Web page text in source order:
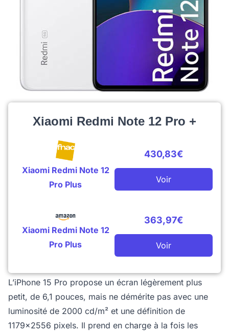
Xiaomi Redmi Note 12 Pro +
Xiaomi Redmi Note 12
Pro Plus
430,83€
Voir
Xiaomi Redmi Note 12
Pro Plus
363,97€
Voir
L’iPhone 15 Pro propose un écran légèrement plus
petit, de 6,1 pouces, mais ne démérite pas avec une
luminosité de 2000 cd/m² et une définition de
1179x2556 pixels. Il prend en charge à la fois les